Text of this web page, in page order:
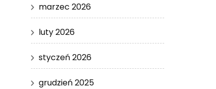
marzec 2026
luty 2026
styczeń 2026
grudzień 2025